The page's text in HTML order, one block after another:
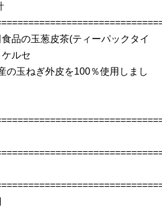
品の玉葱皮茶(ティーパックタイ
ルセ
の玉ねぎ外皮を100％使用しまし